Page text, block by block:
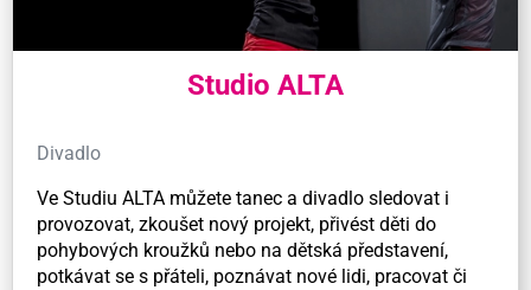
Studio ALTA
Divadlo
Ve Studiu ALTA můžete tanec a divadlo sledovat i
provozovat, zkoušet nový projekt, přivést děti do
pohybových kroužků nebo na dětská představení,
potkávat se s přáteli, poznávat nové lidi, pracovat či